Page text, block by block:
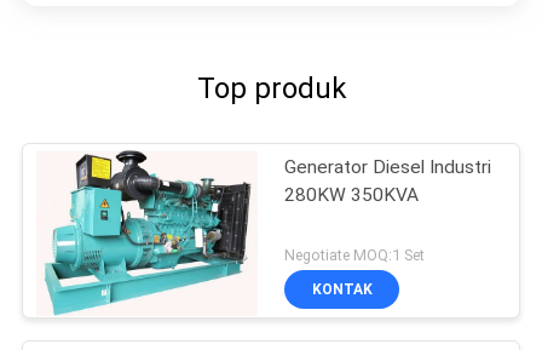
Top produk
Generator Diesel Industri
280KW 350KVA
Negotiate MOQ:1 Set
KONTAK